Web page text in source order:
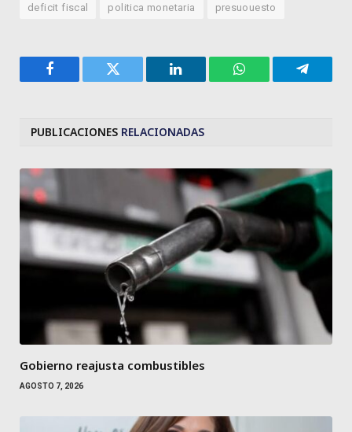
deficit fiscal politica monetaria presuouesto
Facebook Twitter LinkedIn WhatsApp
PUBLICACIONES RELACIONADAS
Gobierno reajusta combustibles
AGOSTO 7, 2026